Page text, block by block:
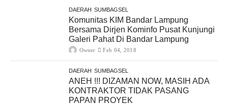
DAERAH SUMBAGSEL
Komunitas KIM Bandar Lampung
Bersama Dirjen Kominfo Pusat Kunjungi
Galeri Pahat Di Bandar Lampung
Owner Feb 04, 2018
DAERAH SUMBAGSEL
ANEH !!! DIZAMAN NOW, MASIH ADA
KONTRAKTOR TIDAK PASANG
PAPAN PROYEK